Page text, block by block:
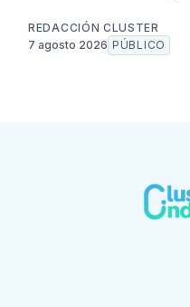
REDACCIÓN CLUSTER
7 agosto 2026 PÚBLICO